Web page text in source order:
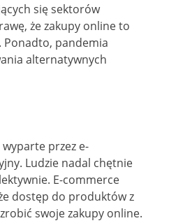
się sektorów
że zakupy online to
Ponadto, pandemia
alternatywnych
przez e-
Ludzie nadal chętnie
E-commerce
dostęp do produktów z
swoje zakupy online.